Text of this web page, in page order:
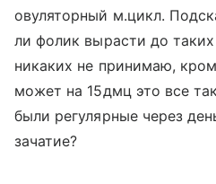
овуляторный м.цикл.
ли фолик вырасти до
никаких не принимаю,
может на 15дмц это все
были регулярные через
зачатие?